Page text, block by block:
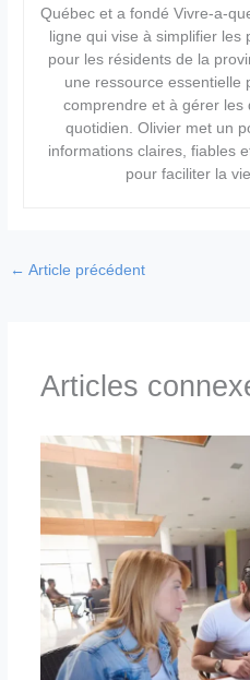
Québec et a fondé Vivre-a-
ligne qui vise à simplifier les
pour les résidents de la
une ressource essentielle
comprendre et à gérer les
quotidien. Olivier met un
informations claires, fiables
pour faciliter la
← Article précédent
Articles